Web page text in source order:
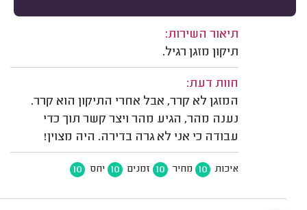
תיאור השירות:
תיקון מזגן רגיל.
חוות דעת:
המזגן לא קרר, אבל אחרי התיקון הוא קרר.
נענה מהר, הגיע מהר ויצר קשר תוך כדי
עבודה כי אני לא גרה בדירה. היה מצוין!
איכות 10 מחיר 10 זמנים 10 יחס 10